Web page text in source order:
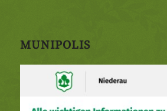
MUNIPOLIS